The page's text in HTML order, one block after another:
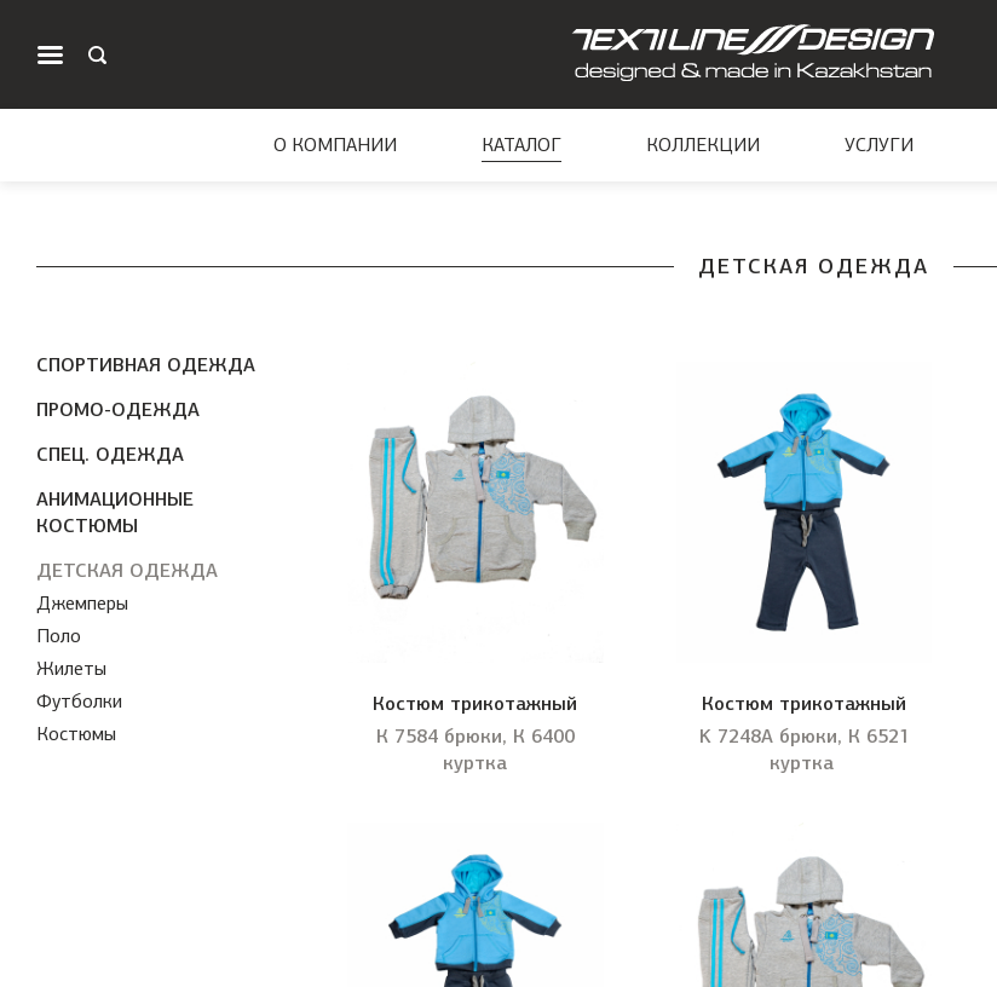
О КОМПАНИИ КАТАЛОГ КОЛЛЕКЦИИ УСЛУГИ
ДЕТСКАЯ ОДЕЖДА
СПОРТИВНАЯ ОДЕЖДА
ПРОМО-ОДЕЖДА
СПЕЦ. ОДЕЖДА
АНИМАЦИОННЫЕ
КОСТЮМЫ
ДЕТСКАЯ ОДЕЖДА
Джемперы
Поло
Жилеты
Футболки
Костюмы
Костюм трикотажный
К 7584 брюки, К 6400
куртка
Костюм трикотажный
K 7248А брюки, К 6521
куртка